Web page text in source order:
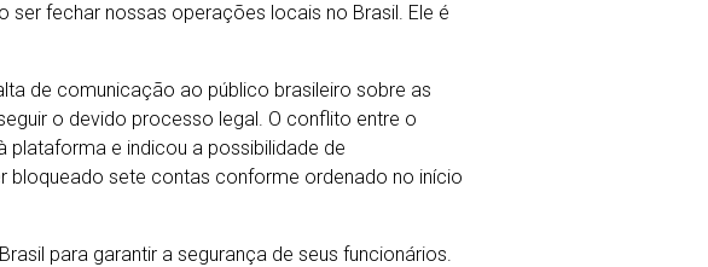
ser fechar nossas operações locais no Brasil. Ele é
de comunicação ao público brasileiro sobre as
o devido processo legal. O conflito entre o
plataforma e indicou a possibilidade de
bloqueado sete contas conforme ordenado no início
para garantir a segurança de seus funcionários.